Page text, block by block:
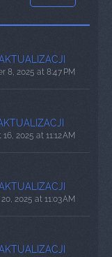
8, 2025 at 8:47 PM
2025 at 11:12 AM
2025 at 11:03 AM